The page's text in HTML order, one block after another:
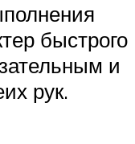
быстрого
и
рук.